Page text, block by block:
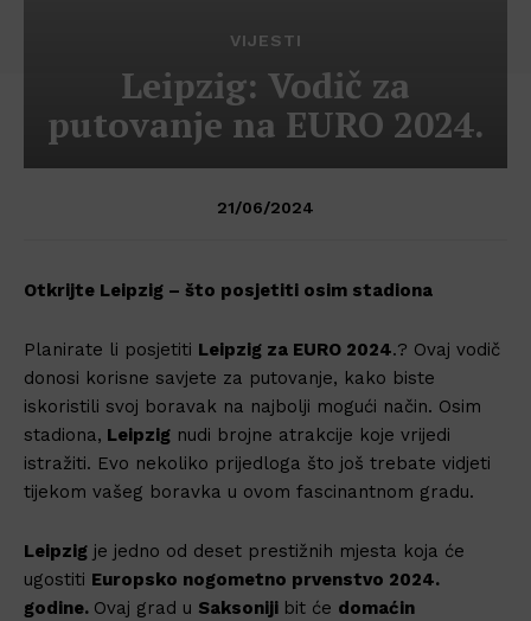
VIJESTI
Leipzig: Vodič za
putovanje na EURO 2024.
21/06/2024
Otkrijte Leipzig – što posjetiti osim stadiona
Planirate li posjetiti Leipzig za EURO 2024.? Ovaj vodič
donosi korisne savjete za putovanje, kako biste
iskoristili svoj boravak na najbolji mogući način. Osim
stadiona, Leipzig nudi brojne atrakcije koje vrijedi
istražiti. Evo nekoliko prijedloga što još trebate vidjeti
tijekom vašeg boravka u ovom fascinantnom gradu.
Leipzig je jedno od deset prestižnih mjesta koja će
ugostiti Europsko nogometno prvenstvo 2024.
godine. Ovaj grad u Saksoniji bit će domaćin